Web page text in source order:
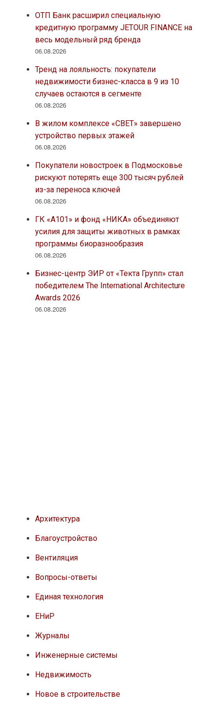
ОТП Банк расширил специальную
кредитную программу JETOUR FINANCE на
весь модельный ряд бренда
06.08.2026
Тренд на лояльность: покупатели
недвижимости бизнес-класса в 9 из 10
случаев остаются в сегменте
06.08.2026
В жилом комплексе «СВЕТ» завершено
устройство первых этажей
06.08.2026
Покупатели новостроек в Подмосковье
рискуют потерять еще 300 тысяч рублей
из-за переноса ключей
06.08.2026
ГК «А101» и фонд «НИКА» объединяют
усилия для защиты животных в рамках
программы биоразнообразия
06.08.2026
Бизнес-центр ЭИР от «Текта Групп» стал
победителем The International Architecture
Awards 2026
06.08.2026
Архитектура
Благоустройство
Вентиляция
Вопросы-ответы
Единая технология
ЕНиР
Журналы
Инженерные системы
Недвижимость
Новое в строительстве